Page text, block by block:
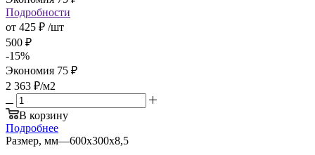
Подробности
от 425 ₽ /шт
500 ₽
-15%
Экономия 75 ₽
2 363 ₽/м2
В корзину
Подробнее
Размер, мм—600х300х8,5